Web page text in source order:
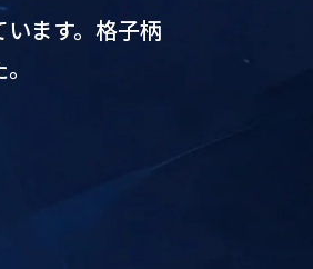
ます。格子柄